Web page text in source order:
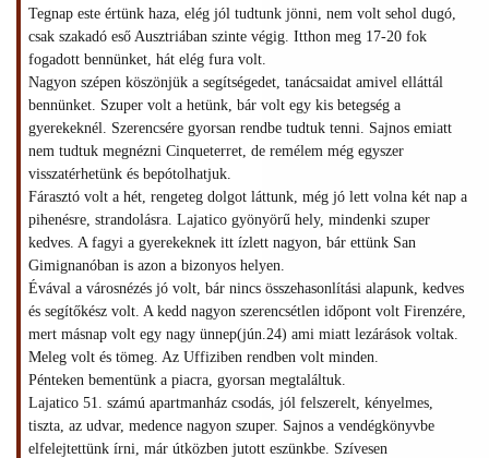
Tegnap este értünk haza, elég jól tudtunk jönni, nem volt sehol dugó,
csak szakadó eső Ausztriában szinte végig. Itthon meg 17-20 fok
fogadott bennünket, hát elég fura volt.
Nagyon szépen köszönjük a segítségedet, tanácsaidat amivel elláttál
bennünket. Szuper volt a hetünk, bár volt egy kis betegség a
gyerekeknél. Szerencsére gyorsan rendbe tudtuk tenni. Sajnos emiatt
nem tudtuk megnézni Cinqueterret, de remélem még egyszer
visszatérhetünk és bepótolhatjuk.
Fárasztó volt a hét, rengeteg dolgot láttunk, még jó lett volna két nap a
pihenésre, strandolásra. Lajatico gyönyörű hely, mindenki szuper
kedves. A fagyi a gyerekeknek itt ízlett nagyon, bár ettünk San
Gimignanóban is azon a bizonyos helyen.
Évával a városnézés jó volt, bár nincs összehasonlítási alapunk, kedves
és segítőkész volt. A kedd nagyon szerencsétlen időpont volt Firenzére,
mert másnap volt egy nagy ünnep(jún.24) ami miatt lezárások voltak.
Meleg volt és tömeg. Az Uffiziben rendben volt minden.
Pénteken bementünk a piacra, gyorsan megtaláltuk.
Lajatico 51. számú apartmanház csodás, jól felszerelt, kényelmes,
tiszta, az udvar, medence nagyon szuper. Sajnos a vendégkönyvbe
elfelejtettünk írni, már útközben jutott eszünkbe. Szívesen